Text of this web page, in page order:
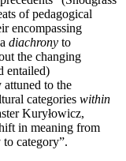
of pedagogical
encompassing
diachrony to
the changing
entailed)
to the
categories within
Kuryłowicz,
in meaning from
category”.